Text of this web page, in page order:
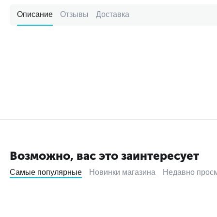
Описание Отзывы Доставка
Возможно, вас это заинтересует
Самые популярные Новинки магазина Недавно